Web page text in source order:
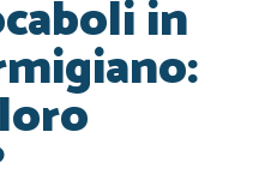
in